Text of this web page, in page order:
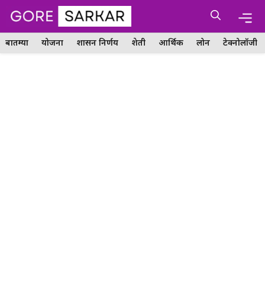
Skip
content
बातम्या योजना शासन निर्णय शेती आर्थिक लोन टेक्नोलॉजी